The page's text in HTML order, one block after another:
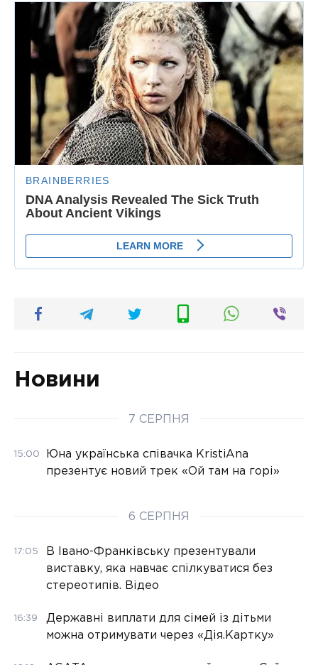
Новини
7 СЕРПНЯ
15:00
Юна українська співачка KristiAna
презентує новий трек «Ой там на горі»
6 СЕРПНЯ
17:05
В Івано-Франківську презентували
виставку, яка навчає спілкуватися без
стереотипів. Відео
16:39
Державні виплати для сімей із дітьми
можна отримувати через «Дія.Картку»